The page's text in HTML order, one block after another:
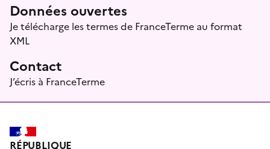
Données ouvertes
Je télécharge les termes de FranceTerme au format
XML
Contact
J’écris à FranceTerme
RÉPUBLIQUE